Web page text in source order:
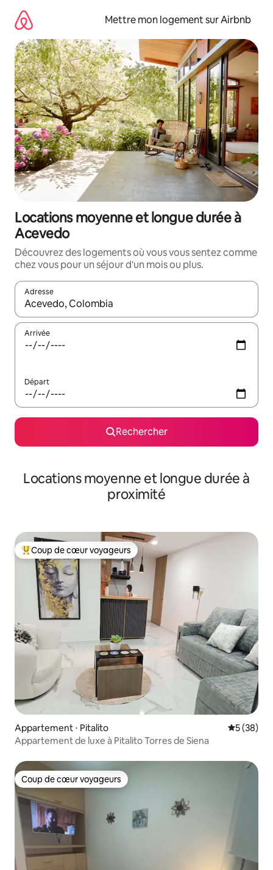
directement
contenu
Mettre mon logement sur Airbnb
Locations moyenne et longue durée à
Acevedo
Découvrez des logements où vous vous sentez comme
chez vous pour un séjour d'un mois ou plus.
Adresse
Lorsque les résultats s'affichent, utilisez les flèches vers le
Arrivée
Départ
Rechercher
Locations moyenne et longue durée à
proximité
Coups de cœur voyageurs les plus appréciés
Coup de cœur voyageurs
Appartement ⋅ Pitalito
5 (38)
Appartement de luxe à Pitalito Torres de Siena
Coup de cœur voyageurs
Coup de cœur voyageurs